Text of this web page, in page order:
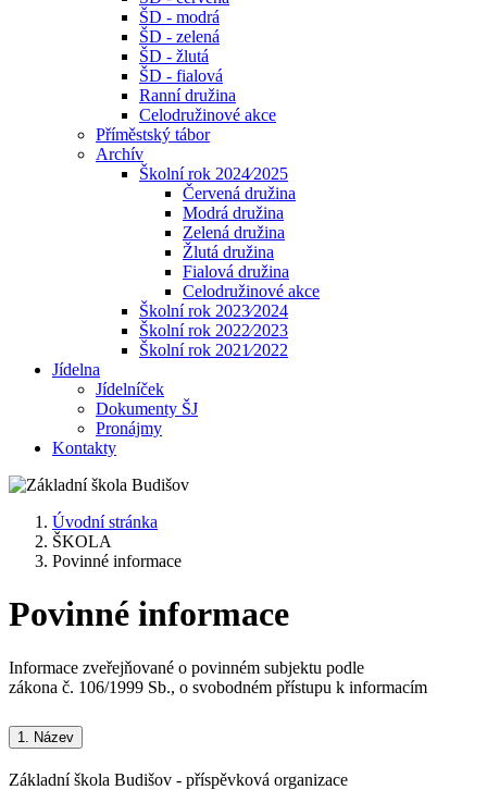
ŠD - modrá
ŠD - zelená
ŠD - žlutá
ŠD - fialová
Ranní družina
Celodružinové akce
Příměstský tábor
Archív
Školní rok 2024⁄2025
Červená družina
Modrá družina
Zelená družina
Žlutá družina
Fialová družina
Celodružinové akce
Školní rok 2023⁄2024
Školní rok 2022⁄2023
Školní rok 2021⁄2022
Jídelna
Jídelníček
Dokumenty ŠJ
Pronájmy
Kontakty
Úvodní stránka
ŠKOLA
Povinné informace
Povinné informace
Informace zveřejňované o povinném subjektu podle
zákona č. 106/1999 Sb., o svobodném přístupu k informacím
1. Název
Základní škola Budišov - příspěvková organizace